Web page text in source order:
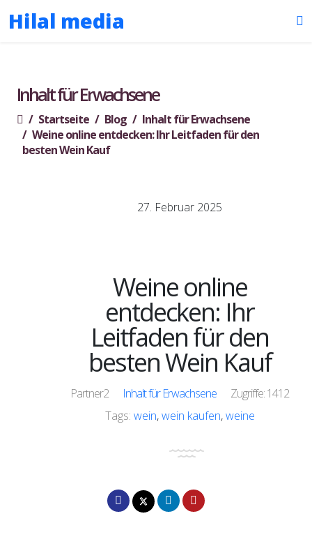
Hilal media
Inhalt für Erwachsene
Startseite Blog
Inhalt für Erwachsene
Weine online entdecken: Ihr Leitfaden für den
besten Wein Kauf
27. Februar 2025
Weine online
entdecken: Ihr
Leitfaden für den
besten Wein Kauf
Partner2 Inhalt für Erwachsene
Zugriffe: 1412
Tags: wein,wein kaufen,weine